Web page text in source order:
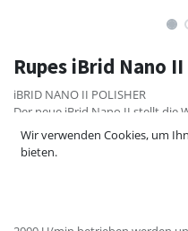
Rupes iBrid Nano
iBRID NANO II POLISHER
Der neue iBrid Nano II stellt die
Polierers von RUPES dar und
und innovativer.
Funktionseinheiten. Dank des
Nano II selbst mit 50-mm-
Wir verwenden Cookies, um
bieten.